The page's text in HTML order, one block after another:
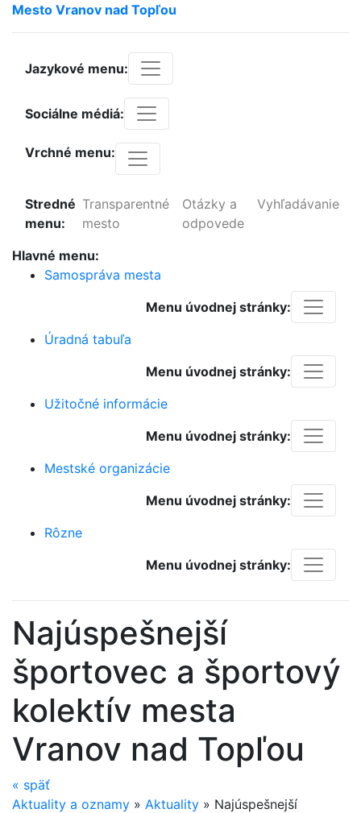
Mesto Vranov nad Topľou
Jazykové menu:
Sociálne médiá:
Vrchné menu:
Stredné
menu:
Transparentné
mesto
Otázky a
odpovede
Vyhľadávanie
Hlavné menu:
Samospráva mesta
Menu úvodnej stránky:
Úradná tabuľa
Menu úvodnej stránky:
Užitočné informácie
Menu úvodnej stránky:
Mestské organizácie
Menu úvodnej stránky:
Rôzne
Menu úvodnej stránky:
Najúspešnejší
športovec a športový
kolektív mesta
Vranov nad Topľou
« späť
Aktuality a oznamy » Aktuality » Najúspešnejší